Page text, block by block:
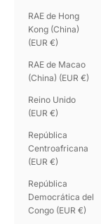
RAE de Hong
Kong (China)
(EUR €)
RAE de Macao
(China) (EUR €)
Reino Unido
(EUR €)
República
Centroafricana
(EUR €)
República
Democrática del
Congo (EUR €)